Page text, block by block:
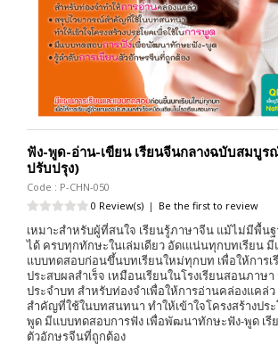
ฟัง-พูด-อ่าน-เขียน เรียนจีนกลางฉบับสมบูร
ปรับปรุง)
Code : P-CHN-050
0 Review(s) | Be the first to review
เหมาะสำหรับผู้ที่สนใจ เรียนรู้ภาษาจีน แม้ไม่มีพื้น
ได้ ครบทุกทักษะในเล่มเดียว อัดเแน่นทุกบทเรียน มี
แบบทดสอบก่อนขึ้นบทเรียนใหม่ทุกบท เพื่อให้การเ
ประสบผลสำเร็จ เหมือนเรียนในโรงเรียนสอนภา
ประจำบท สำหรับท่องจำเพื่อให้การอ่านคล่องแคล่
สำคัญที่ใช้ในบทสนทนา ทำให้เข้าใจโครงสร้างปร
พูด มีแบบทดสอบการฟัง เพื่อพัฒนาทักษะฟัง-พูด เรี
ตัวอักษรจีนที่ถูกต้อง